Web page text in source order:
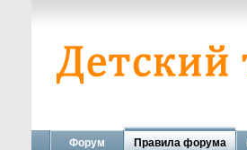
Форум Правила форума